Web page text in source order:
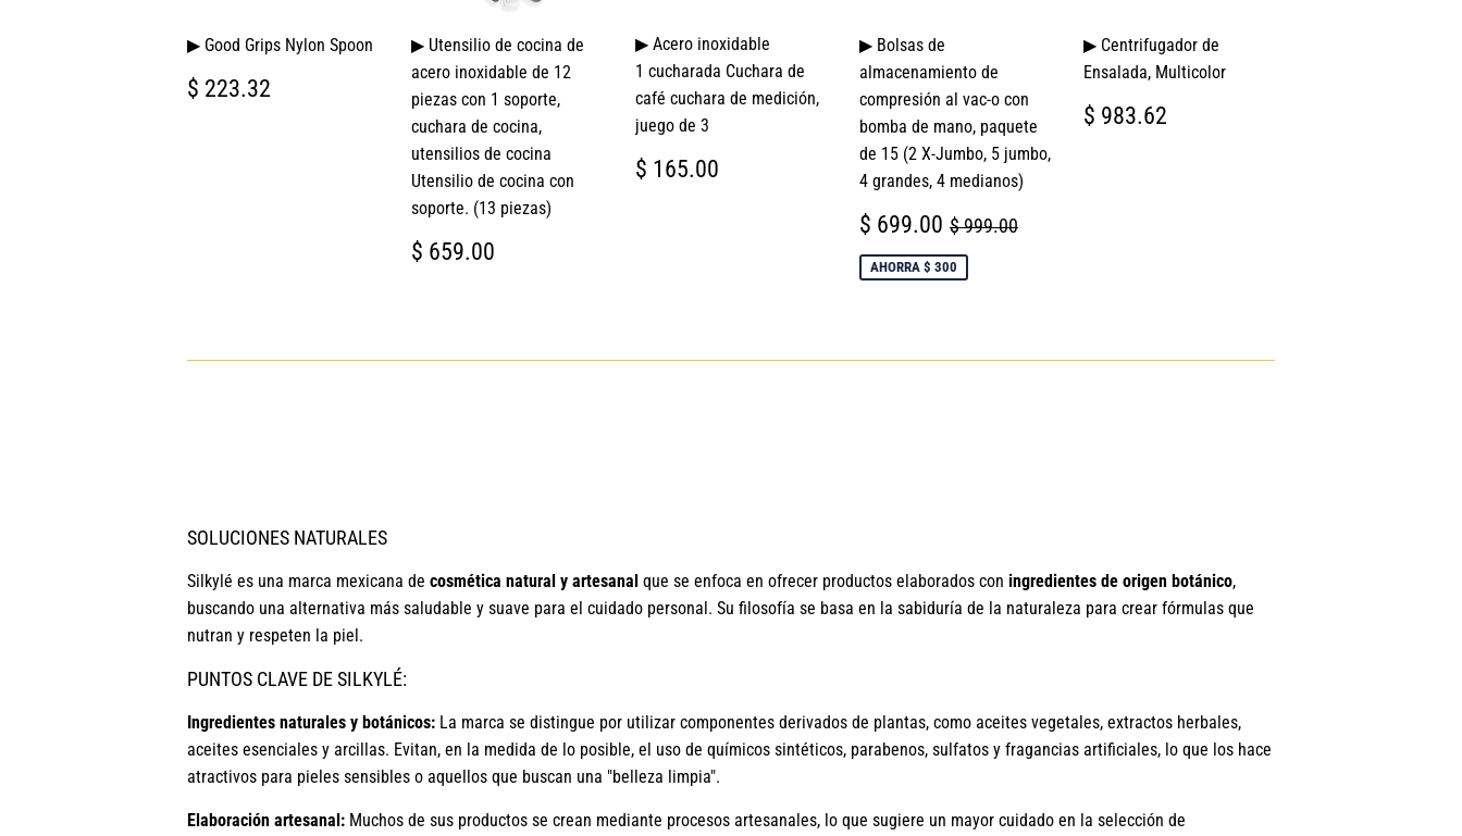
▶ Good Grips Nylon Spoon
PRECIO
HABITUAL
$ 223.32
▶ Utensilio de cocina de
acero inoxidable de 12
piezas con 1 soporte,
cuchara de cocina,
utensilios de cocina
Utensilio de cocina con
soporte. (13 piezas)
PRECIO
HABITUAL
$ 659.00
▶ Acero inoxidable
1 cucharada Cuchara de
café cuchara de medición,
juego de 3
PRECIO
HABITUAL
$ 165.00
▶ Bolsas de
almacenamiento de
compresión al vac-­o con
bomba de mano, paquete
de 15 (2 X-Jumbo, 5 jumbo,
4 grandes, 4 medianos)
PRECIO
DE
VENTA
$ 699.00 $
699.00
PRECIO HABITUAL
$ 999.00
AHORRA $ 300
▶ Centrifugador de
Ensalada, Multicolor
PRECIO
HABITUAL
$ 983.62
SOLUCIONES NATURALES
Silkylé es una marca mexicana de cosmética natural y artesanal que se enfoca en ofrecer productos elaborados con ingredientes de origen botánico,
buscando una alternativa más saludable y suave para el cuidado personal. Su filosofía se basa en la sabiduría de la naturaleza para crear fórmulas que
nutran y respeten la piel.
PUNTOS CLAVE DE SILKYLÉ:
Ingredientes naturales y botánicos: La marca se distingue por utilizar componentes derivados de plantas, como aceites vegetales, extractos herbales,
aceites esenciales y arcillas. Evitan, en la medida de lo posible, el uso de químicos sintéticos, parabenos, sulfatos y fragancias artificiales, lo que los hace
atractivos para pieles sensibles o aquellos que buscan una "belleza limpia".
Elaboración artesanal: Muchos de sus productos se crean mediante procesos artesanales, lo que sugiere un mayor cuidado en la selección de